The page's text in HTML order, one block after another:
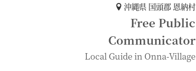
沖縄県 国頭郡 恩納村
Free Public
Communicator
Local Guide in Onna-Village